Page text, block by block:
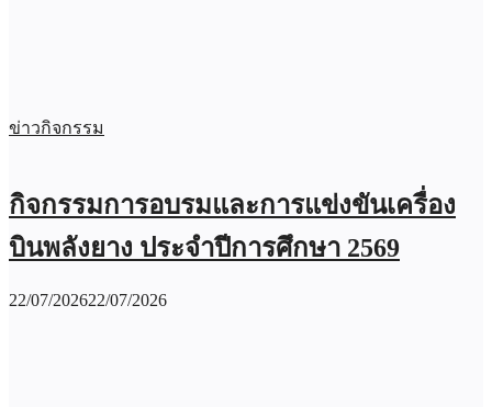
ข่าวกิจกรรม
กิจกรรมการอบรมและการแข่งขันเครื่อง
บินพลังยาง ประจำปีการศึกษา 2569
22/07/202622/07/2026